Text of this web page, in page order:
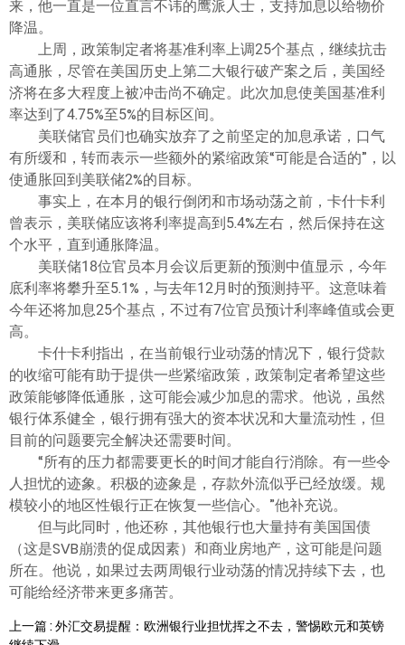
来，他一直是一位直言不讳的鹰派人士，支持加息以给物价
降温。
上周，政策制定者将基准利率上调25个基点，继续抗击
高通胀，尽管在美国历史上第二大银行破产案之后，美国经
济将在多大程度上被冲击尚不确定。此次加息使美国基准利
率达到了4.75%至5%的目标区间。
美联储官员们也确实放弃了之前坚定的加息承诺，口气
有所缓和，转而表示一些额外的紧缩政策“可能是合适的”，以
使通胀回到美联储2%的目标。
事实上，在本月的银行倒闭和市场动荡之前，卡什卡利
曾表示，美联储应该将利率提高到5.4%左右，然后保持在这
个水平，直到通胀降温。
美联储18位官员本月会议后更新的预测中值显示，今年
底利率将攀升至5.1%，与去年12月时的预测持平。这意味着
今年还将加息25个基点，不过有7位官员预计利率峰值或会更
高。
卡什卡利指出，在当前银行业动荡的情况下，银行贷款
的收缩可能有助于提供一些紧缩政策，政策制定者希望这些
政策能够降低通胀，这可能会减少加息的需求。他说，虽然
银行体系健全，银行拥有强大的资本状况和大量流动性，但
目前的问题要完全解决还需要时间。
“所有的压力都需要更长的时间才能自行消除。有一些令
人担忧的迹象。积极的迹象是，存款外流似乎已经放缓。规
模较小的地区性银行正在恢复一些信心。”他补充说。
但与此同时，他还称，其他银行也大量持有美国国债
（这是SVB崩溃的促成因素）和商业房地产，这可能是问题
所在。他说，如果过去两周银行业动荡的情况持续下去，也
可能给经济带来更多痛苦。
上一篇 : 外汇交易提醒：欧洲银行业担忧挥之不去，警惕欧元和英镑